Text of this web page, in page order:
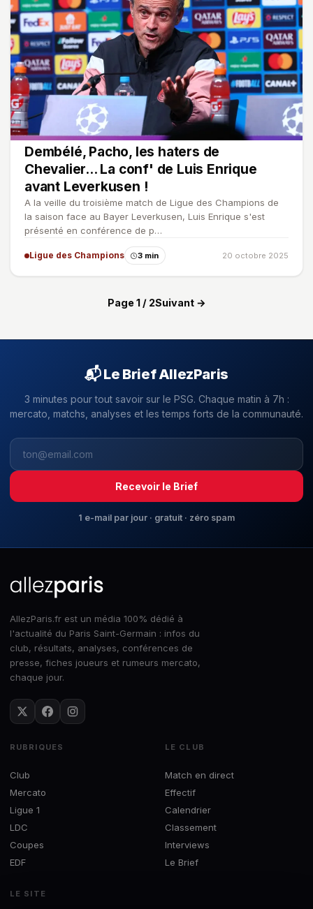
Dembélé, Pacho, les haters de
Chevalier... La conf' de Luis Enrique
avant Leverkusen !
A la veille du troisième match de Ligue des Champions de
la saison face au Bayer Leverkusen, Luis Enrique s'est
présenté en conférence de p…
Ligue des Champions 3 min 20 octobre 2025
Page 1 / 2Suivant →
📬 Le Brief AllezParis
3 minutes pour tout savoir sur le PSG. Chaque matin à 7h :
mercato, matchs, analyses et les temps forts de la communauté.
Recevoir le Brief
1 e-mail par jour · gratuit · zéro spam
AllezParis.fr est un média 100% dédié à
l'actualité du Paris Saint-Germain : infos du
club, résultats, analyses, conférences de
presse, fiches joueurs et rumeurs mercato,
chaque jour.
RUBRIQUES
Club
Mercato
Ligue 1
LDC
Coupes
EDF
LE CLUB
Match en direct
Effectif
Calendrier
Classement
Interviews
Le Brief
LE SITE